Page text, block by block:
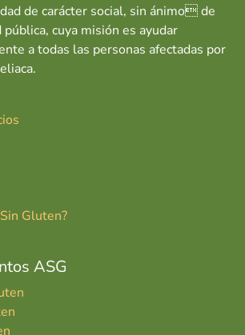
de carácter social, sin ánimo de
cuya misión es ayudar
a todas las personas afectadas por
Gluten?
ASG